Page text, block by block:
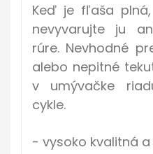
Keď je fľaša
nevyvarujte ju
rúre. Nevhodné
alebo nepitné
v umývačke
cykle.
- vysoko kvalitná